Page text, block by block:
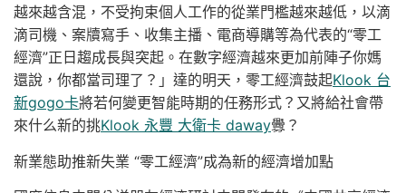
越來越含混，不受拘束個人工作的從業門檻越來越低，以滴
滴司機、案牘寫手、收集主播、電商導購等為代表的“零工
經濟”正日趨成長與突起。在數字經濟越來更加前陣子你媽
還說，你都當司理了？」達的明天，零工經濟鼓起Klook 台
新gogo卡將若何變更智能時期的任務形式？又將給社會帶
來什么新的挑Klook 永豐 大衛卡 daway釁？
新業態助推新失業 “零工經濟”成為新的經濟增加點